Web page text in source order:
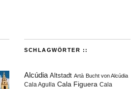
SCHLAGWÖRTER ::
Alcúdia Altstadt Artà Bucht von Alcúdia
Cala Agulla Cala Figuera Cala